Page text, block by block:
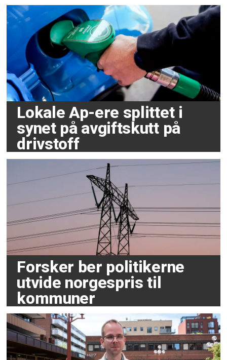
Lokale Ap-ere splittet i
synet på avgiftskutt på
drivstoff
Forsker ber politikerne
utvide norgespris til
kommuner